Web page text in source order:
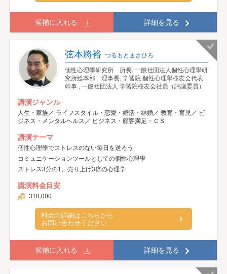
候補に入れる 詳細を見る
弦本將裕 つるもとまさひろ
個性心理學研究所 所長, 一般社団法人個性心理學研
究所総本部 理事長, 学習院 個性心理學桜友会代表
幹事 , 一般社団法人 学習院桜友会社員（評議委員）
講演ジャンル
人生・家族／ ライフスタイル・恋愛・婚活・結婚／ 教育・育児／ ビ
ジネス・メンタルヘルス／ ビジネス・顧客満足・ＣＳ
講演テーマ
個性心理學でストレスのない毎日を送ろう
コミュニケーションツールとしての個性心理學
ストレス3分の1、売り上げ3倍の心理学
講演料金目安
310,000
料金の詳細はこちらから
お問い合わせください
候補に入れる 詳細を見る